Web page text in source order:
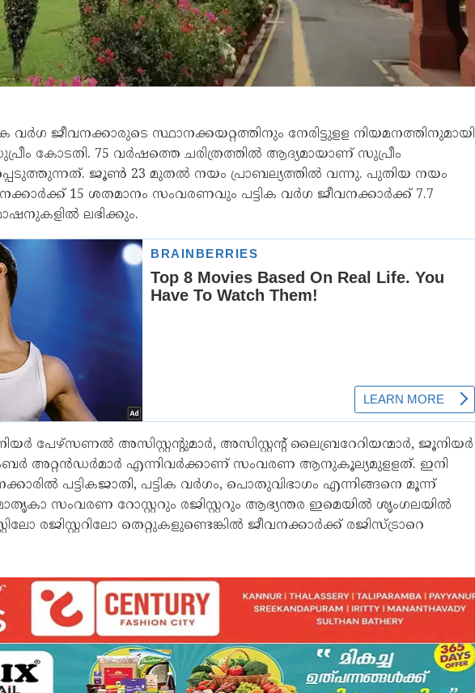
വർഗ ജീവനക്കാരുടെ സ്ഥാനക്കയറ്റത്തിനും നേരിട്ടുളള നിയമനത്തിനുമായി
കോടതി. 75 വർഷത്തെ ചരിത്രത്തിൽ ആദ്യമായാണ് സുപ്രീം
ജൂൺ 23 മുതൽ നയം പ്രാബല്യത്തിൽ വന്നു. പുതിയ നയം
15 ശതമാനം സംവരണവും പട്ടിക വർഗ ജീവനക്കാർക്ക് 7.7
ലഭിക്കും.
പേഴ്‌സണൽ അസിസ്റ്റന്റുമാർ, അസിസ്റ്റന്റ് ലൈബ്രറേറിയന്മാർ, ജൂനിയർ
അറ്റൻഡർമാർ എന്നിവർക്കാണ് സംവരണ ആനുകൂല്യമുളളത്. ഇനി
പട്ടികജാതി, പട്ടിക വർഗം, പൊതുവിഭാഗം എന്നിങ്ങനെ മൂന്ന്
സംവരണ റോസ്റ്ററും രജിസ്റ്ററും ആഭ്യന്തര ഇമെയിൽ ശൃംഗലയിൽ
രജിസ്റ്ററിലോ തെറ്റുകളുണ്ടെങ്കിൽ ജീവനക്കാർക്ക് രജിസ്ട്രാറെ